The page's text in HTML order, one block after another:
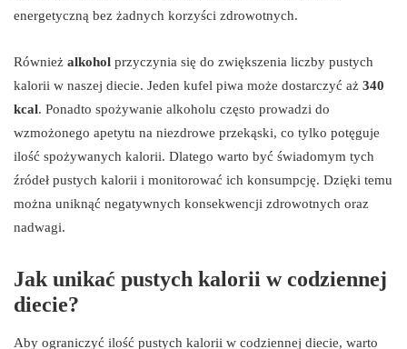
energetyczną bez żadnych korzyści zdrowotnych.
Również alkohol przyczynia się do zwiększenia liczby pustych
kalorii w naszej diecie. Jeden kufel piwa może dostarczyć aż 340
kcal. Ponadto spożywanie alkoholu często prowadzi do
wzmożonego apetytu na niezdrowe przekąski, co tylko potęguje
ilość spożywanych kalorii. Dlatego warto być świadomym tych
źródeł pustych kalorii i monitorować ich konsumpcję. Dzięki temu
można uniknąć negatywnych konsekwencji zdrowotnych oraz
nadwagi.
Jak unikać pustych kalorii w codziennej
diecie?
Aby ograniczyć ilość pustych kalorii w codziennej diecie, warto